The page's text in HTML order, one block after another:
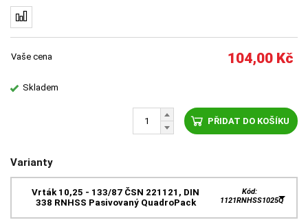
Vaše cena 104,00 Kč
Skladem
PŘIDAT DO KOŠÍKU
Varianty
Vrták 10,25 - 133/87 ČSN 221121, DIN
338 RNHSS Pasivovaný QuadroPack
Kód:
1121RNHSS1025Q